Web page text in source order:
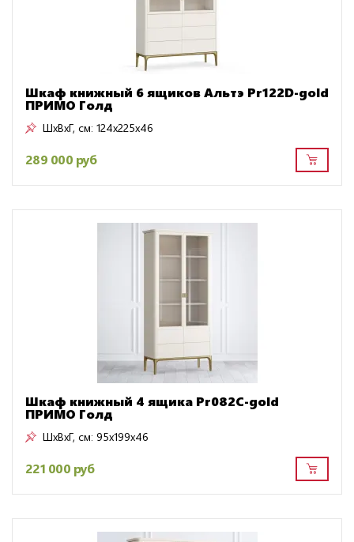
Шкаф книжный 6 ящиков Альтэ Pr122D-gold
ПРИМО Голд
ШxВxГ, см: 124x225x46
289 000 руб
Шкаф книжный 4 ящика Pr082C-gold
ПРИМО Голд
ШxВxГ, см: 95x199x46
221 000 руб